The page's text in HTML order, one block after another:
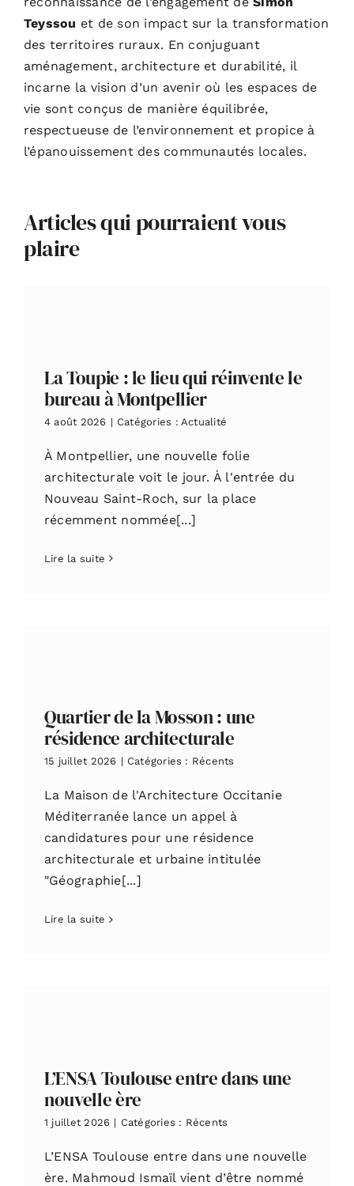
Teyssou et de son impact sur la transformation
des territoires ruraux. En conjuguant
aménagement, architecture et durabilité, il
incarne la vision d’un avenir où les espaces de
vie sont conçus de manière équilibrée,
respectueuse de l’environnement et propice à
l’épanouissement des communautés locales.
Articles qui pourraient vous
plaire
La Toupie : le lieu qui réinvente le
bureau à Montpellier
4 août 2026 | Catégories : Actualité
À Montpellier, une nouvelle folie
architecturale voit le jour. À l'entrée du
Nouveau Saint-Roch, sur la place
récemment nommée[...]
Lire la suite
Quartier de la Mosson : une
résidence architecturale
15 juillet 2026 | Catégories : Récents
La Maison de l'Architecture Occitanie
Méditerranée lance un appel à
candidatures pour une résidence
architecturale et urbaine intitulée
"Géographie[...]
Lire la suite
L’ENSA Toulouse entre dans une
nouvelle ère
1 juillet 2026 | Catégories : Récents
L’ENSA Toulouse entre dans une nouvelle
ère. Mahmoud Ismaïl vient d’être nommé